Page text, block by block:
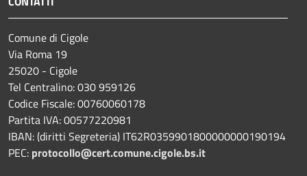
Comune di Cigole
Via Roma 19
25020 - Cigole
Tel Centralino: 030 959126
Codice Fiscale: 00760060178
Partita IVA: 00577220981
IBAN: (diritti Segreteria) IT62R0359901800000000190194
PEC: protocollo@cert.comune.cigole.bs.it